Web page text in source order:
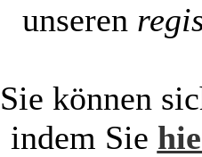
unseren
Sie können
indem Sie